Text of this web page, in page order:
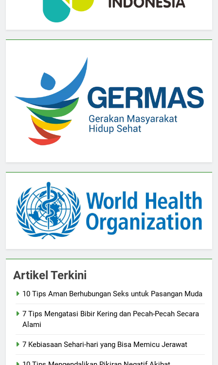
Artikel Terkini
10 Tips Aman Berhubungan Seks untuk Pasangan Muda
7 Tips Mengatasi Bibir Kering dan Pecah-Pecah Secara
Alami
7 Kebiasaan Sehari-hari yang Bisa Memicu Jerawat